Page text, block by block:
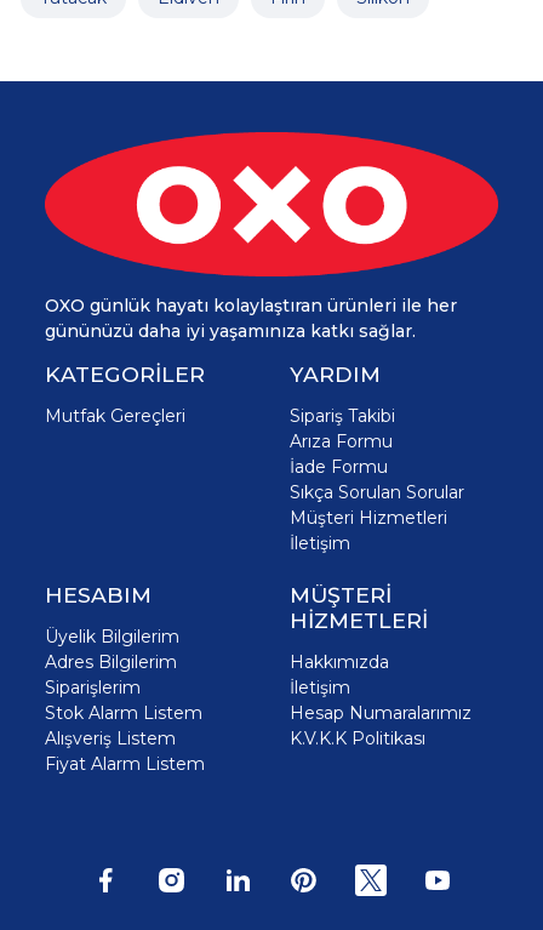
OXO günlük hayatı kolaylaştıran ürünleri ile her
gününüzü daha iyi yaşamınıza katkı sağlar.
KATEGORİLER
Mutfak Gereçleri
YARDIM
Sipariş Takibi
Arıza Formu
İade Formu
Sıkça Sorulan Sorular
Müşteri Hizmetleri
İletişim
HESABIM
Üyelik Bilgilerim
Adres Bilgilerim
Siparişlerim
Stok Alarm Listem
Alışveriş Listem
Fiyat Alarm Listem
MÜŞTERİ
HİZMETLERİ
Hakkımızda
İletişim
Hesap Numaralarımız
K.V.K.K Politikası